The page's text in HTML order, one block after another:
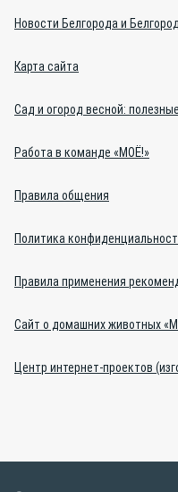
Новости Белгорода и
Карта сайта
Сад и огород весной:
Работа в команде «МОЁ!»
Правила общения
Политика
Правила применения
Сайт о домашних животных
Центр интернет-проектов